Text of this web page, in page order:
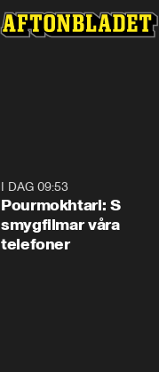
I DAG 09:53
Pourmokhtari: S
smygfilmar våra
telefoner